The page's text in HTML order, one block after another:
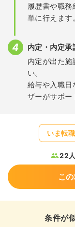
履歴書や職
単に行えます。
内定・内定承
内定が出た施
い。
給与や入職日
ザーがサポー
いま転
22
こ
条件が